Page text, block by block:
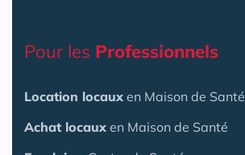
Pour les Professionnels
Location locaux en Maison de Santé
Achat locaux en Maison de Santé